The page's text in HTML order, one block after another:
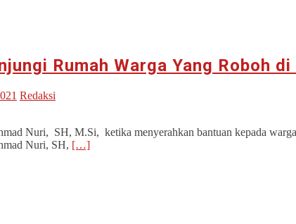
Rumah Warga Yang Roboh
Redaksi
Nuri, SH, M.Si, ketika menyerahkan bantuan kepada
Nuri, SH, […]